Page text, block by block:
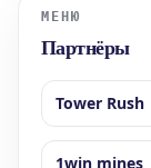
МЕНЮ
Партнёры
Tower Rush
1win mines